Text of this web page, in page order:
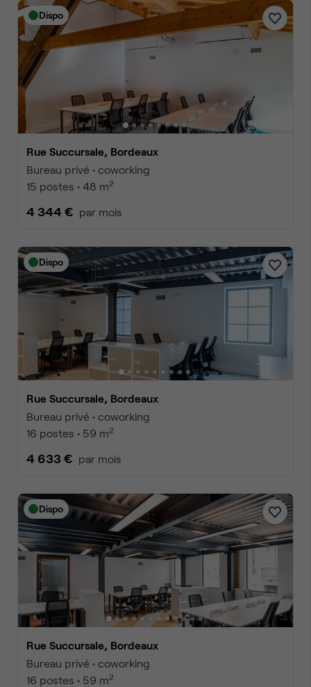
Dispo
Rue Succursale, Bordeaux
Bureau privé • coworking
15 postes • 48 m2
4 344 € par mois
Dispo
Rue Succursale, Bordeaux
Bureau privé • coworking
16 postes • 59 m2
4 633 € par mois
Dispo
Rue Succursale, Bordeaux
Bureau privé • coworking
16 postes • 59 m2